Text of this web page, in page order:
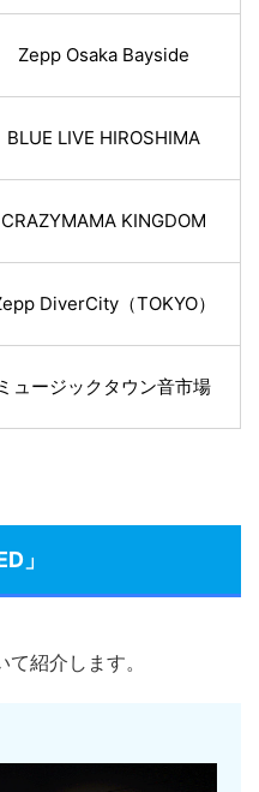
Zepp Osaka Bayside
BLUE LIVE HIROSHIMA
CRAZYMAMA KINGDOM
DiverCity（TOKYO）
ミュージックタウン音市場
」
て紹介します。